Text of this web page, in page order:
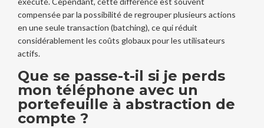
compensée par la possibilité de regrouper plusieurs actions
en une seule transaction (batching), ce qui réduit
considérablement les coûts globaux pour les utilisateurs
actifs.
Que se passe-t-il si je perds
mon téléphone avec un
portefeuille à abstraction de
compte ?